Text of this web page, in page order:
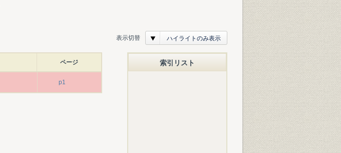
表示切替 ハイライトのみ表示
ページ
p1
索引リスト